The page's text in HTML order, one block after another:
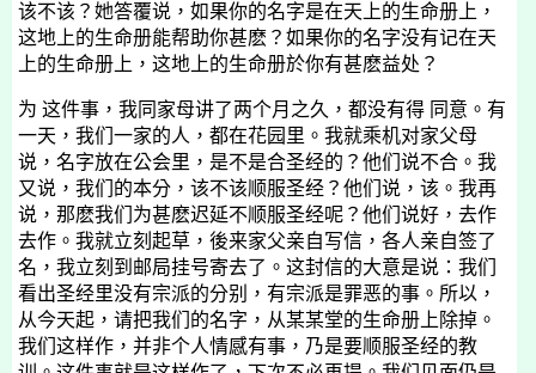
该不该？她答覆说，如果你的名字是在天上的生命册上，
这地上的生命册能帮助你甚麽？如果你的名字没有记在天
上的生命册上，这地上的生命册於你有甚麽益处？
为 这件事，我同家母讲了两个月之久，都没有得 同意。有
一天，我们一家的人，都在花园里。我就乘机对家父母
说，名字放在公会里，是不是合圣经的？他们说不合。我
又说，我们的本分，该不该顺服圣经？他们说，该。我再
说，那麽我们为甚麽迟延不顺服圣经呢？他们说好，去作
去作。我就立刻起草，後来家父亲自写信，各人亲自签了
名，我立刻到邮局挂号寄去了。这封信的大意是说：我们
看出圣经里没有宗派的分别，有宗派是罪恶的事。所以，
从今天起，请把我们的名字，从某某堂的生命册上除掉。
我们这样作，并非个人情感有事，乃是要顺服圣经的教